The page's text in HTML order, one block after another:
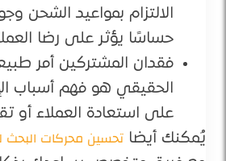
الالتزام بمواعيد الشحن
حساسًا يؤثر على رضا
فقدان المشتركين أمر
الحقيقي هو فهم أسباب
على استعادة العملاء أو
يُمكنك أيضا تحسين محركات البحث